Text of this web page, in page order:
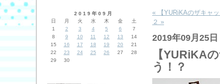
2019年09月
日
月 火 水 木 金
土
1
2 3 4 5 6
7
8
9 10 11 12 13
14
15
16 17 18 19 20
21
22
23 24 25 26 27
28
29
30
« 【YURiKAのザキャ
２ »
2019年09月25日
【YURiKA
う！？